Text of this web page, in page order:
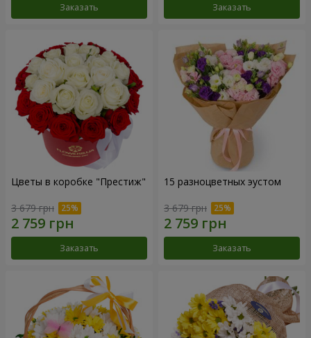
Заказать Заказать
Цветы в коробке "Престиж"
3 679 грн
Заказать
15 разноцветных эустом
3 679 грн
Заказать